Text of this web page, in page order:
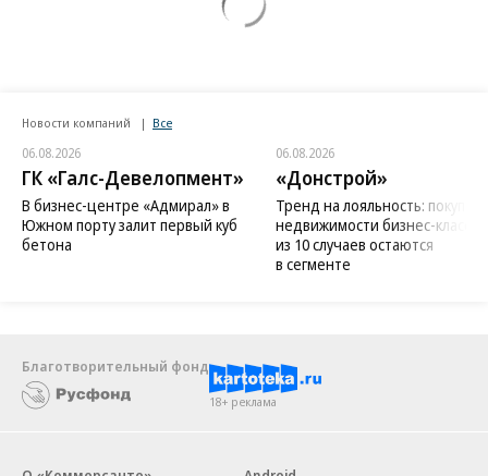
Новости компаний Все
06.08.2026
ГК «Галс-Девелопмент»
В бизнес-центре «Адмирал» в
Южном порту залит первый куб
бетона
06.08.2026
«Донстрой»
Тренд на лояльность:
недвижимости бизнес-класса
из 10 случаев остаются
в сегменте
Благотворительный фонд
18+ реклама